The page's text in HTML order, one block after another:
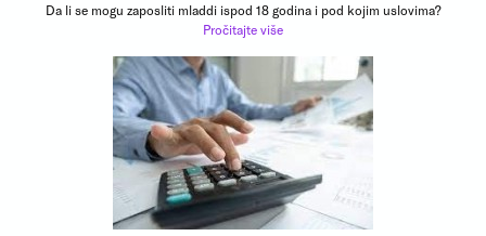
Da li se mogu zaposliti mladdi ispod 18 godina i pod kojim uslovima?
Pročitajte više